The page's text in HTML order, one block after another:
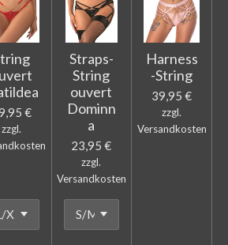
€
zzgl.
Straps-
String
ouvert
Dominn
a
23,95 €
zzgl.
Versandkosten
Harness
-String
39,95 €
zzgl.
Versandkosten